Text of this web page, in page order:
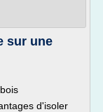
sur une
d'isoler